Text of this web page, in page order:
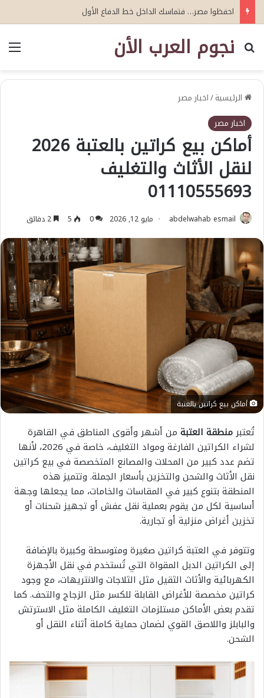
احفظوا مصر… فتماسك الداخل خط الدفاع الأول
نجوم العرب الأن
بحث عن
الرئيسية/اخبار مصر
اخبار مصر
أماكن بيع كراتين بالعتبة 2026
لنقل الأثاث والتغليف
01110555693
abdelwahab esmail مايو 12, 2026 0
5
أماكن بيع كراتين بالعتبة
تُعتبرمنطقة العتبة من أشهر وأقوى المناطق في القاهرة
لشراء الكراتين الفارغة ومواد التغليف، خاصة في 2026، لأنها
تضم عدد كبير من المحلات والمصانع المتخصصة في بيع كراتين
نقل الأثاث والشحن والتخزين بأسعار الجملة. وتتميز هذه
المنطقة بتنوع كبير في المقاسات والخامات، مما يجعلها وجهة
أساسية لكل من يقوم بعملية نقل عفش أو تجهيز شحنات أو
تخزين أغراض منزلية أو تجارية.
وتتوفر في العتبة كراتين صغيرة ومتوسطة وكبيرة بالإضافة
إلى الكراتين الدبل المقواة التي تُستخدم في نقل الأجهزة
الكهربائية والأثاث الثقيل مثل الثلاجات والانتريهات، مع وجود
كراتين مخصصة للأغراض القابلة للكسر مثل الزجاج والتحف. كما
تقدم بعض الأماكن مستلزمات التغليف الكاملة مثل الاسترتش
والبابلز واللاصق القوي لضمان حماية كاملة أثناء النقل أو
الشحن.